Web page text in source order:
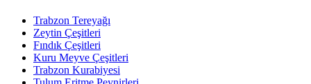
Trabzon Tereyağı
Zeytin Çeşitleri
Fındık Çeşitleri
Kuru Meyve Çeşitleri
Trabzon Kurabiyesi